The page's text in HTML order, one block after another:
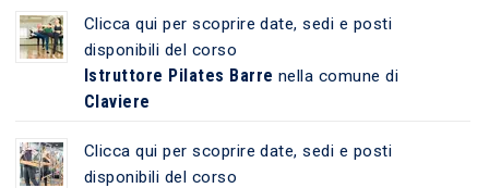
Clicca qui per scoprire date, sedi e posti
disponibili del corso
Istruttore Pilates Barre nella comune di
Claviere
Clicca qui per scoprire date, sedi e posti
disponibili del corso